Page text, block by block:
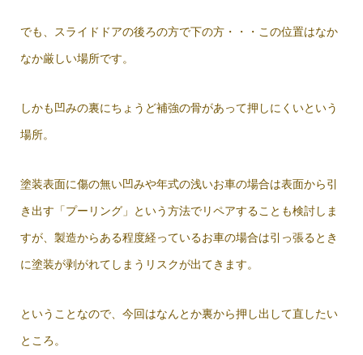
でも、スライドドアの後ろの方で下の方・・・この位置はなか
なか厳しい場所です。
しかも凹みの裏にちょうど補強の骨があって押しにくいという
場所。
塗装表面に傷の無い凹みや年式の浅いお車の場合は表面から引
き出す「プーリング」という方法でリペアすることも検討しま
すが、製造からある程度経っているお車の場合は引っ張るとき
に塗装が剥がれてしまうリスクが出てきます。
ということなので、今回はなんとか裏から押し出して直したい
ところ。